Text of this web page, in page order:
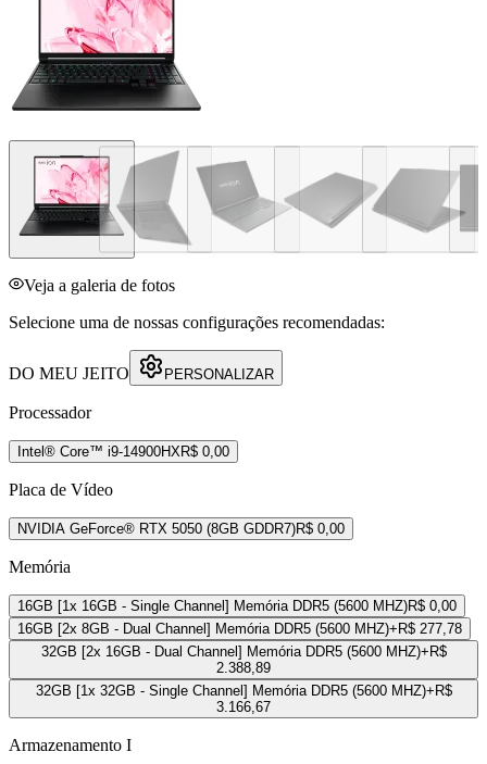
Veja a galeria de fotos
Selecione uma de nossas configurações recomendadas:
DO MEU JEITO PERSONALIZAR
Processador
Intel® Core™ i9-14900HX R$ 0,00
Placa de Vídeo
NVIDIA GeForce® RTX 5050 (8GB GDDR7)R$ 0,00
Memória
16GB [1x 16GB - Single Channel] Memória DDR5 (5600 MHZ)R$ 0,00
16GB [2x 8GB - Dual Channel] Memória DDR5 (5600 MHZ)+R$ 277,78
32GB [2x 16GB - Dual Channel] Memória DDR5 (5600 MHZ)+R$
2.388,89
32GB [1x 32GB - Single Channel] Memória DDR5 (5600 MHZ)+R$
3.166,67
Armazenamento I